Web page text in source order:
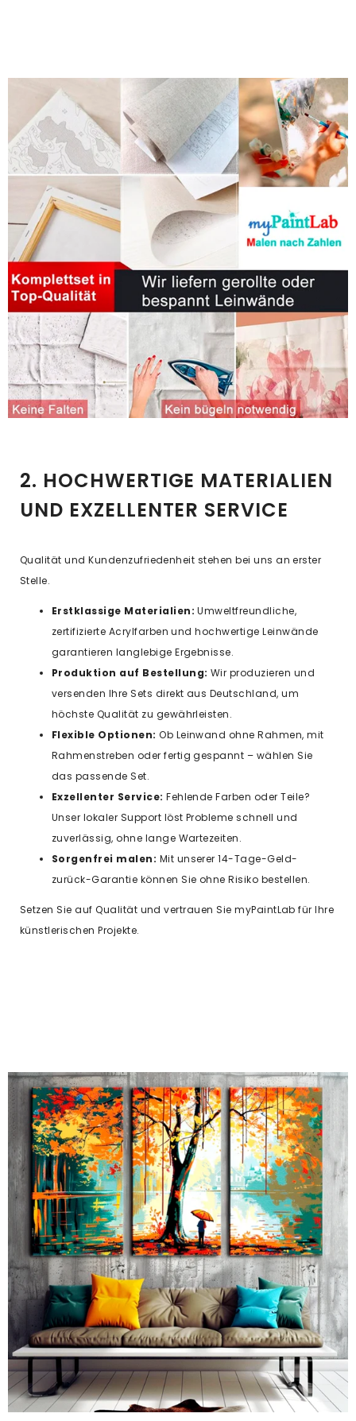
2. HOCHWERTIGE MATERIALIEN
UND EXZELLENTER SERVICE
Qualität und Kundenzufriedenheit stehen bei uns an erster
Stelle.
Erstklassige Materialien: Umweltfreundliche,
zertifizierte Acrylfarben und hochwertige Leinwände
garantieren langlebige Ergebnisse.
Produktion auf Bestellung: Wir produzieren und
versenden Ihre Sets direkt aus Deutschland, um
höchste Qualität zu gewährleisten.
Flexible Optionen: Ob Leinwand ohne Rahmen, mit
Rahmenstreben oder fertig gespannt – wählen Sie
das passende Set.
Exzellenter Service: Fehlende Farben oder Teile?
Unser lokaler Support löst Probleme schnell und
zuverlässig, ohne lange Wartezeiten.
Sorgenfrei malen: Mit unserer 14-Tage-Geld-
zurück-Garantie können Sie ohne Risiko bestellen.
Setzen Sie auf Qualität und vertrauen Sie myPaintLab für Ihre
künstlerischen Projekte.